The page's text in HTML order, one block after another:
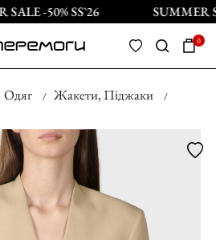
-50% SS`26 SUMMER
0
Одяг
Жакети, Піджаки